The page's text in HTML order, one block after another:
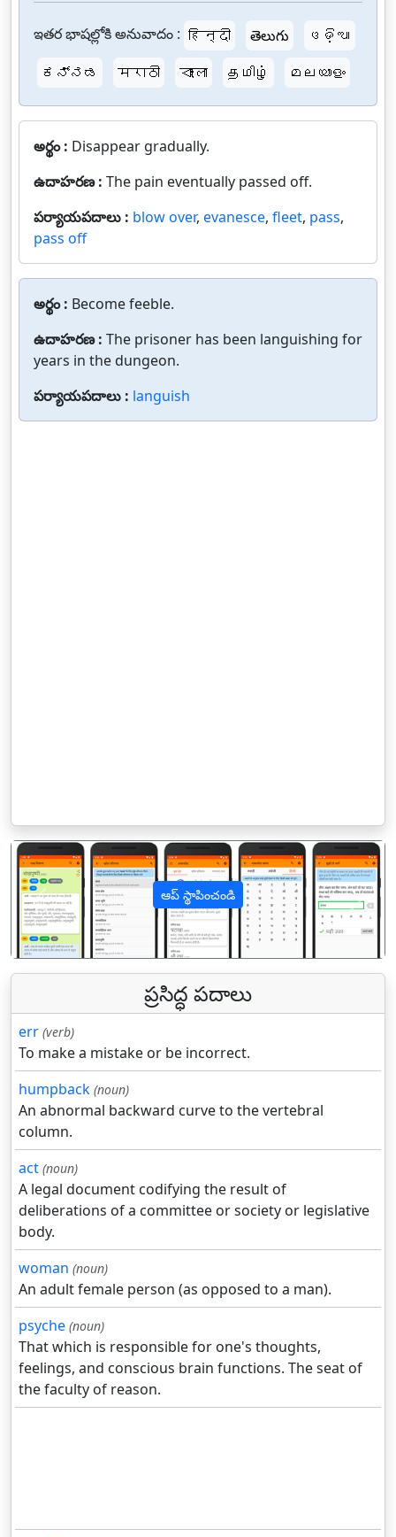
ఇతర భాషల్లోకి అనువాదం : हिन्दी తెలుగు
ଓଡ଼ିଆ
ಕನ್ನಡ
मराठी বাংলা தமிழ் മലയാളം
అర్థం : Disappear gradually.
ఉదాహరణ : The pain eventually passed off.
పర్యాయపదాలు : blow over, evanesce, fleet, pass,
pass off
అర్థం : Become feeble.
ఉదాహరణ : The prisoner has been languishing for
years in the dungeon.
పర్యాయపదాలు : languish
ఆప్ స్థాపించండి
पिछला
ప్రసిద్ధ పదాలు
err (verb)
To make a mistake or be incorrect.
humpback (noun)
An abnormal backward curve to the vertebral
column.
act (noun)
A legal document codifying the result of
deliberations of a committee or society or legislative
body.
woman (noun)
An adult female person (as opposed to a man).
psyche (noun)
That which is responsible for one's thoughts,
feelings, and conscious brain functions. The seat of
the faculty of reason.